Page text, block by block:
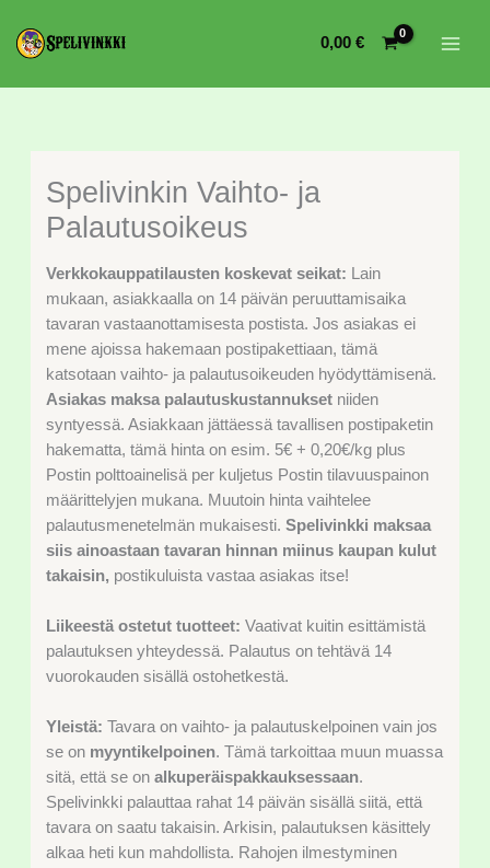
0,00€
Spelivinkin Vaihto- ja
Palautusoikeus
Verkkokauppatilausten koskevat seikat:
Lain
mukaan, asiakkaalla on 14 päivän peruuttamisaika
tavaran vastaanottamisesta postista. Jos asiakas ei
mene ajoissa hakemaan postipakettiaan, tämä
katsotaan vaihto- ja palautusoikeuden hyödyttämisenä.
Asiakas maksa palautuskustannukset niiden
syntyessä. Asiakkaan jättäessä tavallisen postipaketin
hakematta, tämä hinta on esim. 5€ + 0,20€/kg plus
Postin polttoainelisä per kuljetus Postin tilavuuspainon
määrittelyjen mukana. Muutoin hinta vaihtelee
palautusmenetelmän mukaisesti.Spelivinkki maksaa
siis ainoastaan tavaran hinnan miinus kaupan kulut
takaisin, postikuluista vastaa asiakas itse!
Liikeestä ostetut tuotteet:Vaativat kuitin esittämistä
palautuksen yhteydessä. Palautus on tehtävä 14
vuorokauden sisällä ostohetkestä.
Yleistä: Tavara on vaihto- ja palautuskelpoinen vain jos
se on myyntikelpoinen. Tämä tarkoittaa muun muassa
sitä, että se onalkuperäispakkauksessaan.
Spelivinkki palauttaa rahat 14 päivän sisällä siitä, että
tavara on saatu takaisin. Arkisin, palautuksen käsittely
alkaa heti kun mahdollista. Rahojen ilmestyminen